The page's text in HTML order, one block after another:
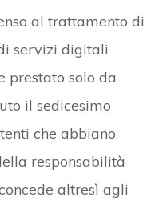
al trattamento di
servizi digitali
prestato solo da
il sedicesimo
che abbiano
responsabilità
altresì agli